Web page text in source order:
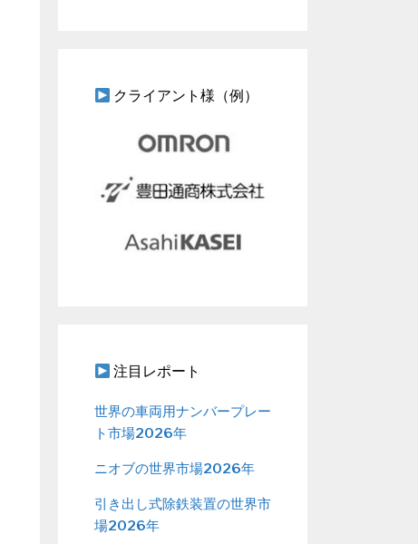
クライアント様（例）
注目レポート
世界の車両用ナンバープレー
ト市場2026年
ニオブの世界市場2026年
引き出し式除鉄装置の世界市
場2026年